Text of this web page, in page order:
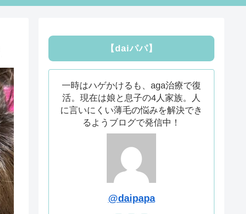
【daiパパ】
一時はハゲかけるも、aga治療で復
活。現在は娘と息子の4人家族。人
に言いにくい薄毛の悩みを解決でき
るようブログで発信中！
@daipapa